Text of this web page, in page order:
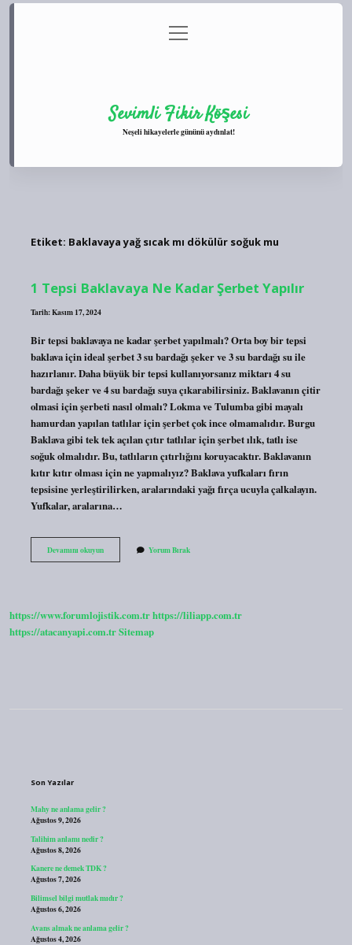
Gizlilik Politikası
menüyü
aç
Sevimli Fikir Köşesi
Neşeli hikayelerle gününü aydınlat!
Etiket: Baklavaya yağ sıcak mı dökülür soğuk mu
1 Tepsi Baklavaya Ne Kadar Şerbet Yapılır
Tarih: Kasım 17, 2024
Bir tepsi baklavaya ne kadar şerbet yapılmalı? Orta boy bir tepsi
baklava için ideal şerbet 3 su bardağı şeker ve 3 su bardağı su ile
hazırlanır. Daha büyük bir tepsi kullanıyorsanız miktarı 4 su
bardağı şeker ve 4 su bardağı suya çıkarabilirsiniz. Baklavanın çitir
olmasi için şerbeti nasıl olmalı? Lokma ve Tulumba gibi mayalı
hamurdan yapılan tatlılar için şerbet çok ince olmamalıdır. Burgu
Baklava gibi tek tek açılan çıtır tatlılar için şerbet ılık, tatlı ise
soğuk olmalıdır. Bu, tatlıların çıtırlığını koruyacaktır. Baklavanın
kıtır kıtır olması için ne yapmalıyız? Baklava yufkaları fırın
tepsisine yerleştirilirken, aralarındaki yağı fırça ucuyla çalkalayın.
Yufkalar, aralarına…
Devamını okuyun1
Tepsi
Yapılır
Yorum Bırak
https://www.forumlojistik.com.trhttps://liliapp.com.tr
https://atacanyapi.com.trSitemap
Son Yazılar
Mahy ne anlama gelir ?
Ağustos 9, 2026
Talihim anlamı nedir ?
Ağustos 8, 2026
Kanere ne demek TDK ?
Ağustos 7, 2026
Bilimsel bilgi mutlak mıdır ?
Ağustos 6, 2026
Avans almak ne anlama gelir ?
Ağustos 4, 2026